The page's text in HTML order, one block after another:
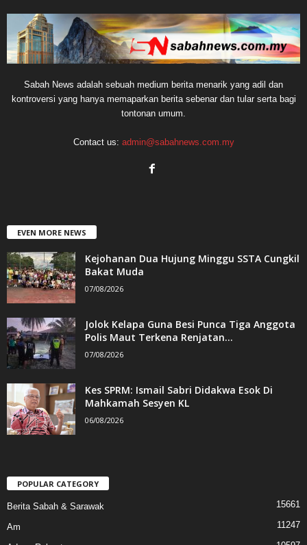
Sabah News adalah sebuah medium berita menarik yang adil dan
kontroversi yang hanya memaparkan berita sebenar dan tular serta bagi
tontonan umum.
Contact us: admin@sabahnews.com.my
EVEN MORE NEWS
Kejohanan Dua Hujung Minggu SSTA Cungkil
Bakat Muda
07/08/2026
Jolok Kelapa Guna Besi Punca Tiga Anggota
Polis Maut Terkena Renjatan...
07/08/2026
Kes SPRM: Ismail Sabri Didakwa Esok Di
Mahkamah Sesyen KL
06/08/2026
POPULAR CATEGORY
Berita Sabah & Sarawak 15661
Am 11247